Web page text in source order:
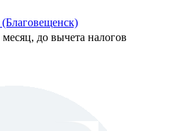
месяц, до вычета налогов